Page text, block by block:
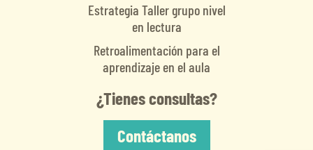
Estrategia Taller grupo nivel
en lectura
Retroalimentación para el
aprendizaje en el aula
¿Tienes consultas?
Contáctanos